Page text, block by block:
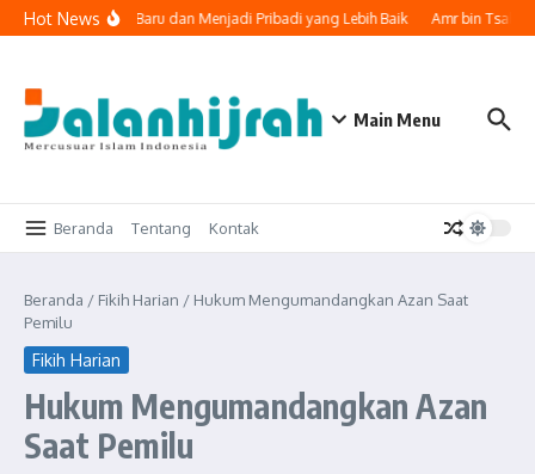
Lewati ke konten
Hot NewsLembaran Baru dan Menjadi Pribadi yang Lebih Baik Amr bin Tsabit,
Main Menu
Beranda Tentang Kontak
Beranda / Fikih Harian / Hukum Mengumandangkan Azan Saat
Pemilu
Fikih Harian
Hukum Mengumandangkan Azan
Saat Pemilu